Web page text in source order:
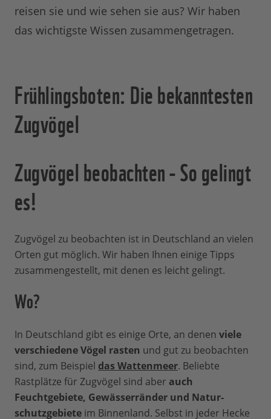
reisen sie und wie sehen sie aus? Wir haben
das wichtigste Wissen zusammengetragen.
Frühlingsboten: Die bekanntesten
Zugvögel
Zugvögel beobachten - So gelingt
es!
Zugvögel zu beobachten ist in Deutschland an vielen
Orten gut möglich. Wir haben Ihnen einige Tipps
zusammengestellt, mit denen es leicht gelingt.
Wo?
In Deutschland gibt es einige Orte, an denen viele
verschiedene Vögel rasten und gut zu beobachten
sind, zum Beispiel das Wattenmeer. Beliebte
Rastplätze für Zugvögel sind aber auch
Feuchtgebiete, Gewässerränder und Natur-
schutzgebiete im Binnenland. Selbst in jeder Hecke